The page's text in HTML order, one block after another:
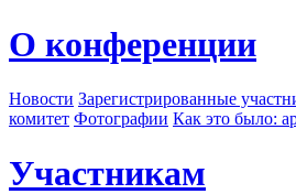
О конференции
Новости Зарегистрированные
комитет Фотографии Как это было:
Участникам